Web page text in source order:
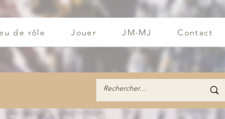
de rôle Jouer JM-MJ Contact